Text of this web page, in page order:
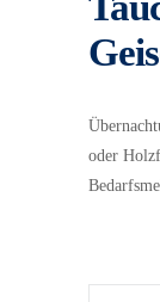
oder